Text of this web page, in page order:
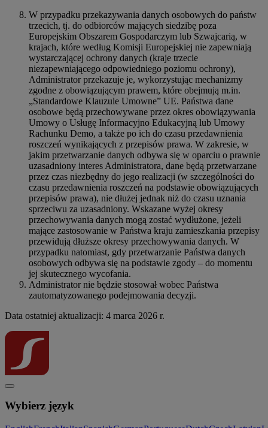
W przypadku przekazywania danych osobowych do państw
trzecich, tj. do odbiorców mających siedzibę poza
Europejskim Obszarem Gospodarczym lub Szwajcarią, w
krajach, które według Komisji Europejskiej nie zapewniają
wystarczającej ochrony danych (kraje trzecie
niezapewniającego odpowiedniego poziomu ochrony),
Administrator przekazuje je, wykorzystując mechanizmy
zgodne z obowiązującym prawem, które obejmują m.in.
„Standardowe Klauzule Umowne” UE. Państwa dane
osobowe będą przechowywane przez okres obowiązywania
Umowy o Usługę Informacyjno Edukacyjną lub Umowy
Rachunku Demo, a także po ich do czasu przedawnienia
roszczeń wynikających z przepisów prawa. W zakresie, w
jakim przetwarzanie danych odbywa się w oparciu o prawnie
uzasadniony interes Administratora, dane będą przetwarzane
przez czas niezbędny do jego realizacji (w szczególności do
czasu przedawnienia roszczeń na podstawie obowiązujących
przepisów prawa), nie dłużej jednak niż do czasu uznania
sprzeciwu za uzasadniony. Wskazane wyżej okresy
przechowywania danych mogą zostać wydłużone, jeżeli
mające zastosowanie w Państwa kraju zamieszkania przepisy
przewidują dłuższe okresy przechowywania danych. W
przypadku natomiast, gdy przetwarzanie Państwa danych
osobowych odbywa się na podstawie zgody – do momentu
jej skutecznego wycofania.
Administrator nie będzie stosował wobec Państwa
zautomatyzowanego podejmowania decyzji.
Data ostatniej aktualizacji: 4 marca 2026 r.
Wybierz język